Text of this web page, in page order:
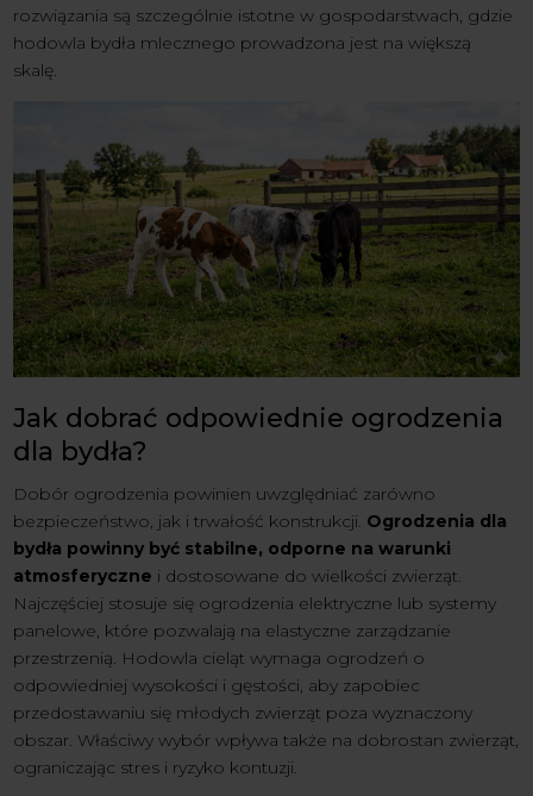
rozwiązania są szczególnie istotne w gospodarstwach, gdzie
hodowla bydła mlecznego prowadzona jest na większą
skalę.
Jak dobrać odpowiednie ogrodzenia
dla bydła?
Dobór ogrodzenia powinien uwzględniać zarówno
bezpieczeństwo, jak i trwałość konstrukcji. Ogrodzenia dla
bydła powinny być stabilne, odporne na warunki
atmosferyczne i dostosowane do wielkości zwierząt.
Najczęściej stosuje się ogrodzenia elektryczne lub systemy
panelowe, które pozwalają na elastyczne zarządzanie
przestrzenią. Hodowla cieląt wymaga ogrodzeń o
odpowiedniej wysokości i gęstości, aby zapobiec
przedostawaniu się młodych zwierząt poza wyznaczony
obszar. Właściwy wybór wpływa także na dobrostan zwierząt,
ograniczając stres i ryzyko kontuzji.